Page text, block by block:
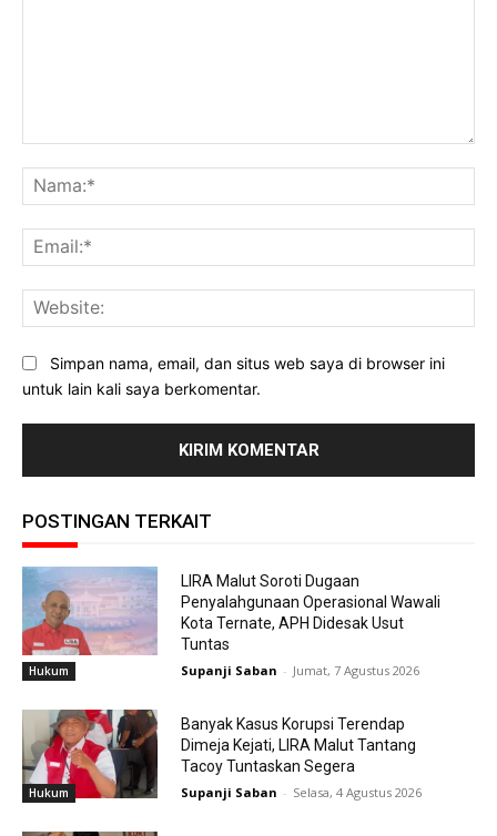
Simpan nama, email, dan situs web saya di browser ini
untuk lain kali saya berkomentar.
POSTINGAN TERKAIT
Hukum
LIRA Malut Soroti Dugaan
Penyalahgunaan Operasional Wawali
Kota Ternate, APH Didesak Usut
Tuntas
Supanji Saban - Jumat, 7 Agustus 2026
Hukum
Banyak Kasus Korupsi Terendap
Dimeja Kejati, LIRA Malut Tantang
Tacoy Tuntaskan Segera
Supanji Saban - Selasa, 4 Agustus 2026